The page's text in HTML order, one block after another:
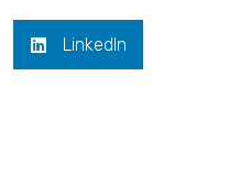
LinkedIn